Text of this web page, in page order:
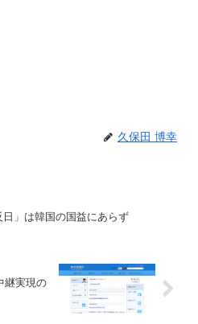
久保田 博幸
日」は韓国の国益にあらず
継実現の